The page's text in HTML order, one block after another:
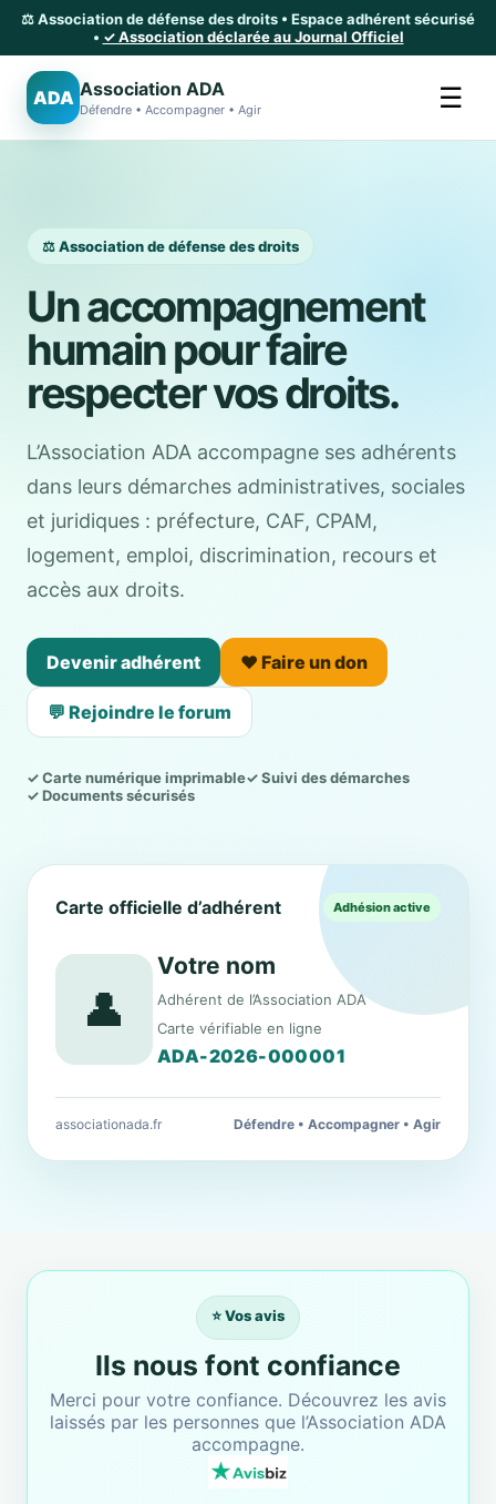
⚖️ Association de défense des droits • Espace adhérent sécurisé
• ✓ Association déclarée au Journal Officiel
ADA Association ADA
Défendre • Accompagner • Agir ☰
⚖️ Association de défense des droits
Un accompagnement
humain pour faire
respecter vos droits.
L’Association ADA accompagne ses adhérents
dans leurs démarches administratives, sociales
et juridiques : préfecture, CAF, CPAM,
logement, emploi, discrimination, recours et
accès aux droits.
Devenir adhérent ❤️ Faire un don
💬 Rejoindre le forum
✓ Carte numérique imprimable✓ Suivi des démarches
✓ Documents sécurisés
Carte officielle d’adhérent Adhésion active
👤
Votre nom
Adhérent de l’Association ADA
Carte vérifiable en ligne
ADA-2026-000001
associationada.fr Défendre • Accompagner • Agir
⭐ Vos avis
Ils nous font confiance
Merci pour votre confiance. Découvrez les avis
laissés par les personnes que l’Association ADA
accompagne.